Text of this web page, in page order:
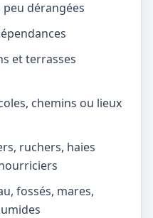
peu dérangées
et terrasses
chemins ou lieux
ruchers, haies
fossés, mares,